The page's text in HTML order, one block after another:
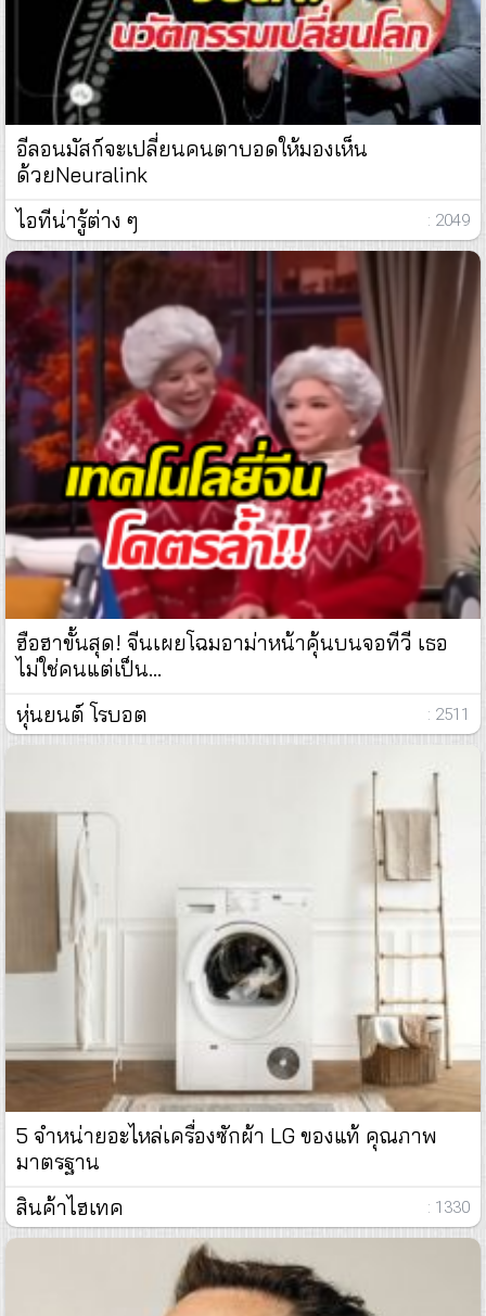
อีลอนมัสก์จะเปลี่ยนคนตาบอดให้มองเห็น
ด้วยNeuralink
ไอทีน่ารู้ต่าง ๆ
: 2049
ฮือฮาขั้นสุด! จีนเผยโฉมอาม่าหน้าคุ้นบนจอทีวี เธอ
ไม่ใช่คนแต่เป็น...
หุ่นยนต์ โรบอต
: 2511
5 จำหน่ายอะไหล่เครื่องซักผ้า LG ของแท้ คุณภาพ
มาตรฐาน
สินค้าไฮเทค
: 1330